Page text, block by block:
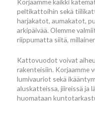
Korjaamme kaikki
peltikattoihin sekä
harjakatot, aumakatot,
arkipäivää. Olemme
riippumatta siitä,
Kattovuodot voivat
rakenteisiin. Korjaamme
lumivauriot sekä
aluskatteissa, jiireissä ja
huomataan